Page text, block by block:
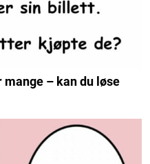
– kan du løse